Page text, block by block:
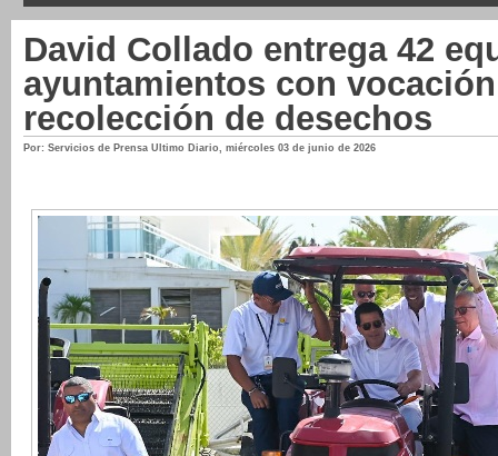
David Collado entrega 42
ayuntamientos con
recolección de desechos
Por: Servicios de Prensa Ultimo Diario, miércoles 03 de junio de 2026